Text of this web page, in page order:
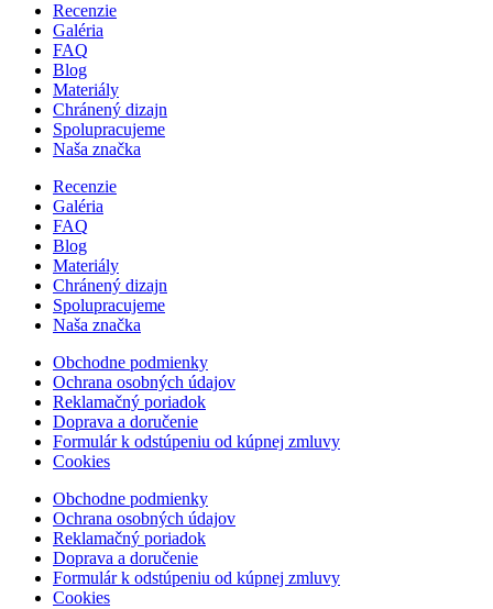
Recenzie
Galéria
FAQ
Blog
Materiály
Chránený dizajn
Spolupracujeme
Naša značka
Recenzie
Galéria
FAQ
Blog
Materiály
Chránený dizajn
Spolupracujeme
Naša značka
Obchodne podmienky
Ochrana osobných údajov
Reklamačný poriadok
Doprava a doručenie
Formulár k odstúpeniu od kúpnej zmluvy
Cookies
Obchodne podmienky
Ochrana osobných údajov
Reklamačný poriadok
Doprava a doručenie
Formulár k odstúpeniu od kúpnej zmluvy
Cookies